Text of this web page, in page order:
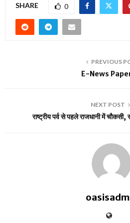
SHARE 0
PREVIOUS
E-News
NEXT POST
राष्ट्रीय पर्व से पहले राजधानी में चौकसी,